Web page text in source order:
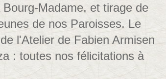
Madame, et tirage de
de nos Paroisses. Le
l'Atelier de Fabien Armisen
: toutes nos félicitations à